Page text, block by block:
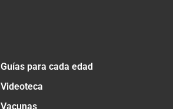
Guías para cada edad
Videoteca
Vacunas